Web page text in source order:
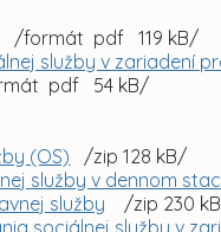
/formát pdf 119 kB/
služby v zariadení
pdf 54 kB/
(OS) /zip 128 kB/
služby v dennom
služby /zip 230
sociálnej služby v